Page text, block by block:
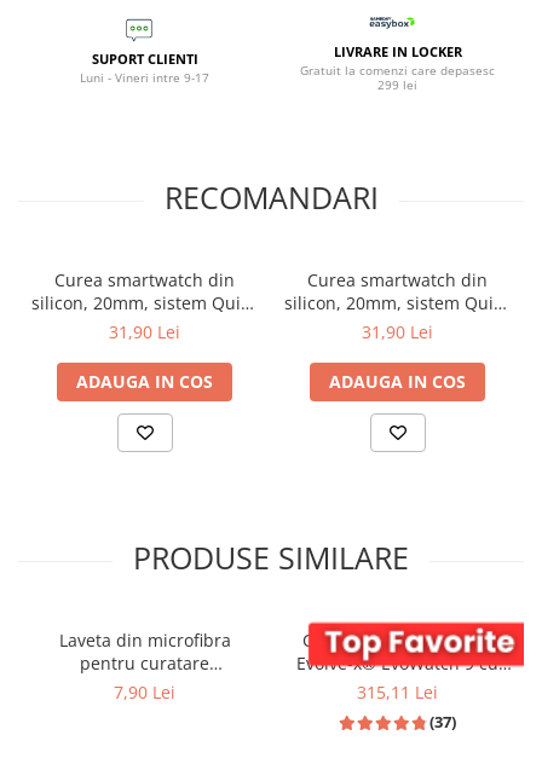
SUPORT CLIENTI
Luni - Vineri intre 9-17
LIVRARE IN LOCKER
Gratuit la comenzi care depasesc
299 lei
RECOMANDARI
Curea smartwatch din
silicon, 20mm, sistem Quick
release, rosu
31,90 Lei
ADAUGA IN COS
Curea smartwatch din
silicon, 20mm, sistem Quick
release, visiniu
31,90 Lei
ADAUGA IN COS
PRODUSE SIMILARE
Laveta din microfibra
pentru curatare
Smartwatch Evolve-x
7,90 Lei
Ceas smartwatch dama
Evolve-x® EvoWatch 9 cu
Apeluri si mesaje bluetooth,
Asistent vocal, 2 bratari
315,11 Lei
(37)